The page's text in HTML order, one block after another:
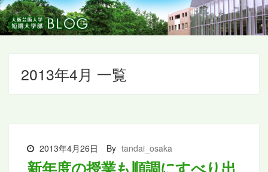
2013年4月 一覧
2013年4月26日 By tandai_osaka